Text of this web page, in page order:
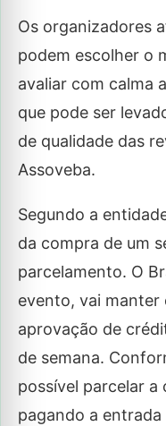
Os organizadores
podem escolher o
avaliar com calma
que pode ser
de qualidade das
Assoveba.
Segundo a
da compra de um
parcelamento. O
evento, vai manter
aprovação de
de semana.
possível parcelar a
pagando a